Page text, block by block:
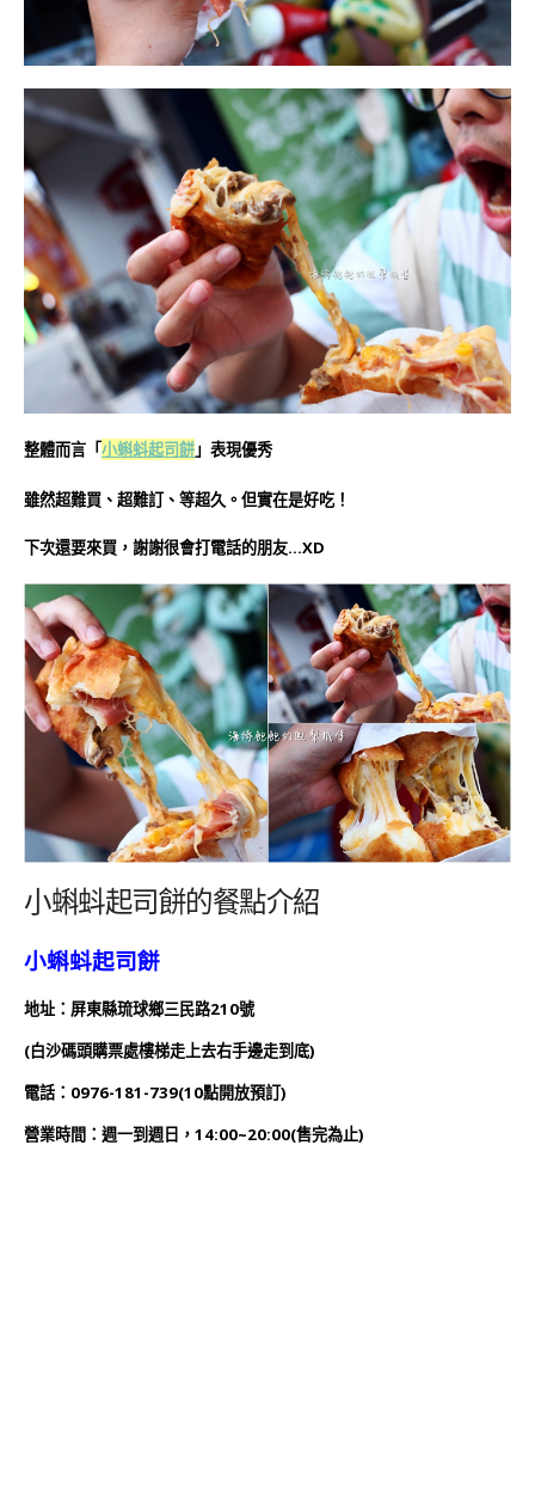
整體而言 「 小蝌蚪起司餅」表現優秀
雖然超難買、超難訂、等超久。但實在是好吃！
下次還要來買，謝謝很會打電話的朋友…XD
小蝌蚪起司餅的餐點介紹
小蝌蚪起司餅
地址：屏東縣琉球鄉三民路210號
(白沙碼頭購票處樓梯走上去右手邊走到底)
電話：0976-181-739(10點開放預訂)
營業時間：週一到週日，14:00~20:00(售完為止)